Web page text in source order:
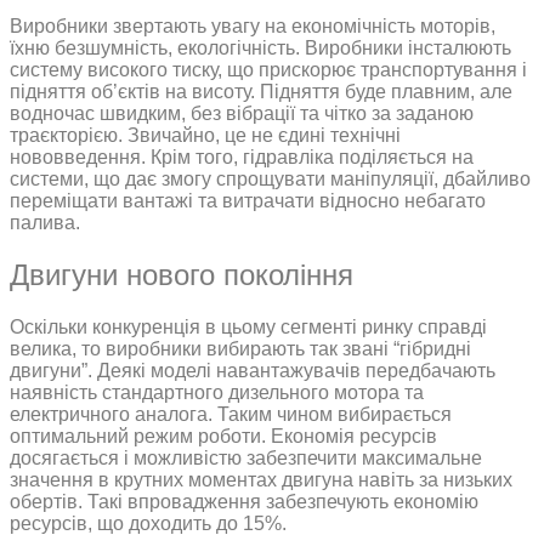
Виробники звертають увагу на економічність моторів,
їхню безшумність, екологічність. Виробники інсталюють
систему високого тиску, що прискорює транспортування і
підняття об’єктів на висоту. Підняття буде плавним, але
водночас швидким, без вібрації та чітко за заданою
траєкторією. Звичайно, це не єдині технічні
нововведення. Крім того, гідравліка поділяється на
системи, що дає змогу спрощувати маніпуляції, дбайливо
переміщати вантажі та витрачати відносно небагато
палива.
Двигуни нового покоління
Оскільки конкуренція в цьому сегменті ринку справді
велика, то виробники вибирають так звані “гібридні
двигуни”. Деякі моделі навантажувачів передбачають
наявність стандартного дизельного мотора та
електричного аналога. Таким чином вибирається
оптимальний режим роботи. Економія ресурсів
досягається і можливістю забезпечити максимальне
значення в крутних моментах двигуна навіть за низьких
обертів. Такі впровадження забезпечують економію
ресурсів, що доходить до 15%.